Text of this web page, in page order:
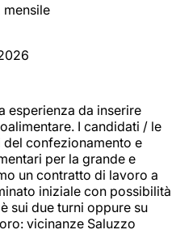
mensile
esperienza da inserire
I candidati / le
confezionamento e
per la grande e
un contratto di lavoro a
iniziale con possibilità
sui due turni oppure su
vicinanze Saluzzo